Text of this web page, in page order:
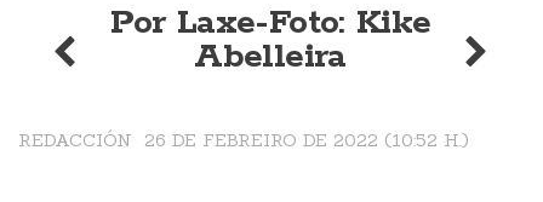
Por Laxe-Foto: Kike
Abelleira
26 DE FEBREIRO DE 2022 (10:52 H.)
REDACCIÓN